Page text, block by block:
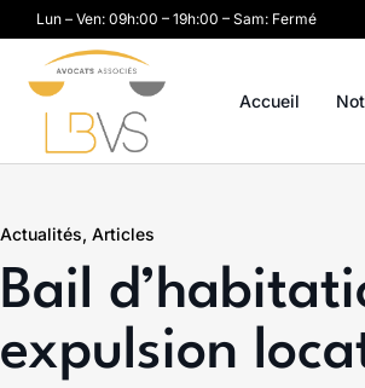
Lun – Ven: 09h:00 – 19h:00 – Sam: Fermé
Accueil
Actualités, Articles
Bail
expulsion